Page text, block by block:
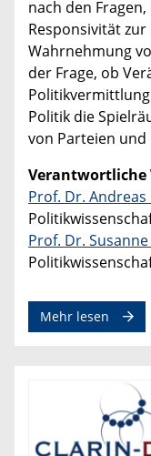
nach den
Responsivität
Wahrnehmung
der Frage, ob
Politik die
von Parteien
Verantwortliche
Prof. Dr.
Prof. Dr. Susanne
Mehr lesen